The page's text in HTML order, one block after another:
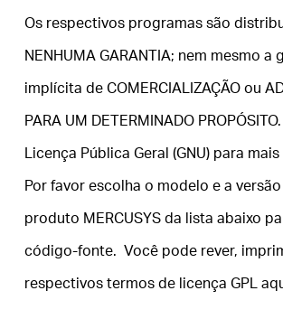
Os respectivos programas são
NENHUMA GARANTIA; nem mesmo a
implícita de COMERCIALIZAÇÃO ou
PARA UM DETERMINADO
Licença Pública Geral (GNU) para
Por favor escolha o modelo e a
produto MERCUSYS da lista abaixo
código-fonte. Você pode rever,
respectivos termos de licença GPL